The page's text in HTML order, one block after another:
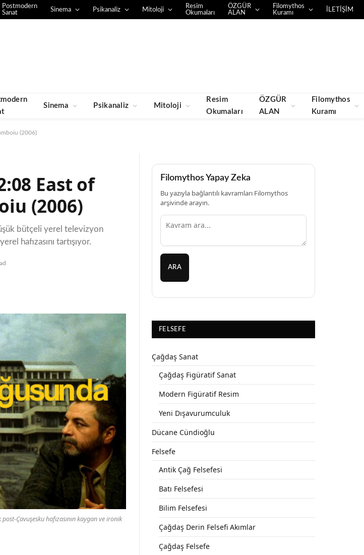
Postmodern
Sanat
Sinema Psikanaliz Mitoloji
Resim
Okumaları
ÖZGÜR
ALAN
Filomythos
Kuramı
İLETİŞİM
Sinema Psikanaliz Mitoloji
Resim
Okumaları
ÖZGÜR
ALAN
Filomythos
Kuramı
(2006)
East of
(2006)
bütçeli yerel televizyon
hafızasını tartışıyor.
Çavuşesku hafızasının kaygan ve ironik
Filomythos Yapay Zeka
Bu yazıyla bağlantılı kavramları Filomythos
arşivinde arayın.
ARA
FELSEFE
Çağdaş Sanat
Çağdaş Figüratif Sanat
Modern Figüratif Resim
Yeni Dışavurumculuk
Dücane Cündioğlu
Felsefe
Antik Çağ Felsefesi
Batı Felsefesi
Bilim Felsefesi
Çağdaş Derin Felsefi Akımlar
Çağdaş Felsefe